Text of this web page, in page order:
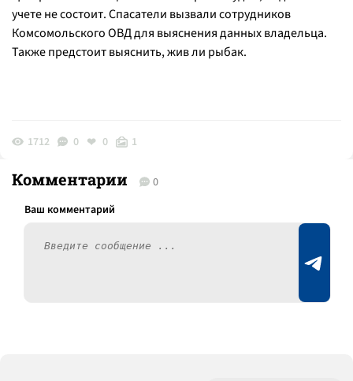
учете не состоит. Спасатели вызвали сотрудников
Комсомольского ОВД для выяснения данных владельца.
Также предстоит выяснить, жив ли рыбак.
1712 0 0 1
Комментарии 0